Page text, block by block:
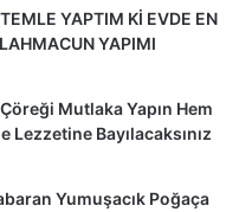
YAPTIM Kİ EVDE EN
YAPIMI
Mutlaka Yapın Hem
Lezzetine Bayılacaksınız
Yumuşacık Poğaça